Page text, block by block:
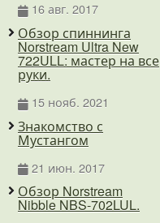
16 авг. 2017
Обзор спиннинга
Norstream Ultra New
722ULL: мастер на все
руки.
15 нояб. 2021
Знакомство с
Мустангом
21 июн. 2017
Обзор Norstream
Nibble NBS-702LUL.